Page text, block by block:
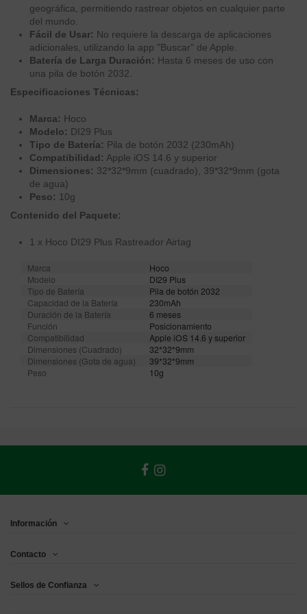
geográfica, permitiendo rastrear objetos en cualquier parte
del mundo.
Fácil de Usar: No requiere la descarga de aplicaciones
adicionales, utilizando la app "Buscar" de Apple.
Batería de Larga Duración: Hasta 6 meses de uso con
una pila de botón 2032.
Especificaciones Técnicas:
Marca: Hoco
Modelo: DI29 Plus
Tipo de Batería: Pila de botón 2032 (230mAh)
Compatibilidad: Apple iOS 14.6 y superior
Dimensiones: 32*32*9mm (cuadrado), 39*32*9mm (gota
de agua)
Peso: 10g
Contenido del Paquete:
1 x Hoco DI29 Plus Rastreador Airtag
Marca
Hoco
Modelo
DI29 Plus
Tipo de Batería
Pila de botón 2032
Capacidad de la Batería
230mAh
Duración de la Batería
6 meses
Función
Posicionamiento
Compatibilidad
Apple iOS 14.6 y superior
Dimensiones (Cuadrado)
32*32*9mm
Dimensiones (Gota de agua)
39*32*9mm
Peso
10g
Información
Contacto
Sellos de Confianza